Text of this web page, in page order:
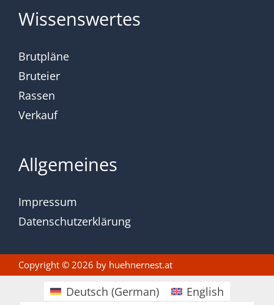
Wissenswertes
Brutpläne
Bruteier
Rassen
Verkauf
Allgemeines
Impressum
Datenschutzerklärung
Copyright © 2026 by huehnernest.at
Deutsch (German)
English